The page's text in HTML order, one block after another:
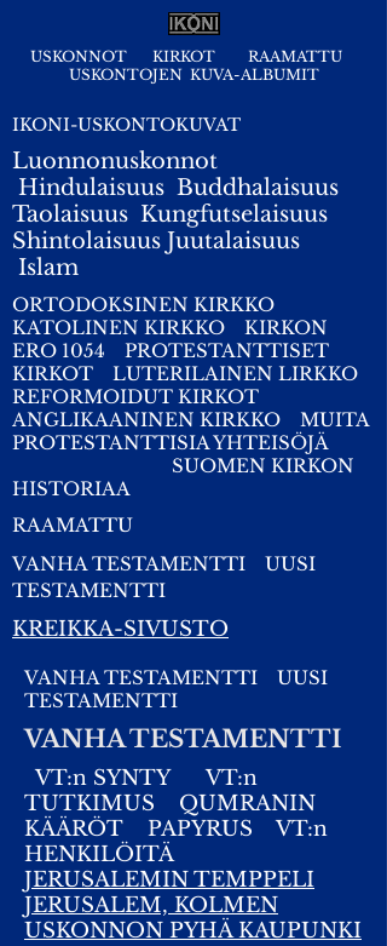
USKONNOT KIRKOT
RAAMATTU
USKONTOJEN KUVA-ALBUMIT
IKONI-USKONTOKUVAT
Luonnonuskonnot
Hindulaisuus Buddhalaisuus
Taolaisuus Kungfutselaisuus
Shintolaisuus Juutalaisuus
Islam
ORTODOKSINEN KIRKKO
KATOLINEN KIRKKO
KIRKON
ERO 1054
PROTESTANTTISET
KIRKOT
LUTERILAINEN LIRKKO
REFORMOIDUT KIRKOT
ANGLIKAANINEN KIRKKO
MUITA
PROTESTANTTISIA YHTEISÖJÄ
SUOMEN KIRKON
HISTORIAA
RAAMATTU
VANHA TESTAMENTTI
UUSI
TESTAMENTTI
KREIKKA-SIVUSTO
VANHA TESTAMENTTI
UUSI
TESTAMENTTI
VANHA TESTAMENTTI
VT:n SYNTY
VT:n
TUTKIMUS QUMRANIN
KÄÄRÖT
PAPYRUS VT:n
HENKILÖITÄ
JERUSALEMIN TEMPPELI
JERUSALEM, KOLMEN
USKONNON PYHÄ KAUPUNKI